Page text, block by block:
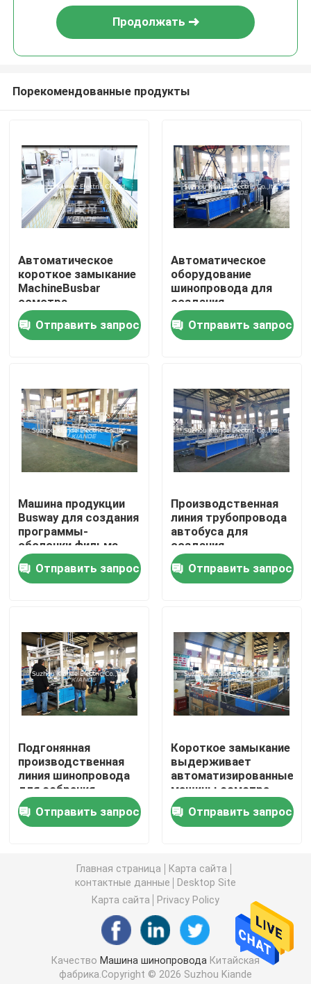
Дом
Продукты
Путешествие фабрики
Проверка качества
Новости
Спросите цитату
Машина обработки шинопровода
Гибочная машина шинопровода
Шинопровод Mylar формируя машину
Аксессуары шинопровода
Шинопровод заклепывая машину
Машина шинопровода CNC
Машина шинопровода пробивая
Продолжать
Порекомендованные продукты
Автоматическое
короткое замыкание
MachineBusbar
осмотра
выдерживает
изолированную
машину осмотра для
Отправить запрос
Автоматическое
оборудование
шинопровода для
создания
программы-
оболочки фильма
над Busbuct далеко
Отправить запрос
Машина продукции
Busway для создания
программы-
оболочки фильма
над Busbuct далеко
от пыли
Отправить запрос
Производственная
линия трубопровода
автобуса для
создания
программы-
оболочки фильма
над Busbuct далеко
Отправить запрос
Подгонянная
производственная
линия шинопровода
для собрания
приложения LV
Busway
Отправить запрос
Короткое замыкание
выдерживает
автоматизированные
машины осмотра
шинопровода
Отправить запрос
Главная страница
Карта сайта
контактные данные
Desktop Site
Карта сайта
Privacy Policy
Качество Машина шинопровода Китайская
фабрика.Copyright © 2026 Suzhou Kiande